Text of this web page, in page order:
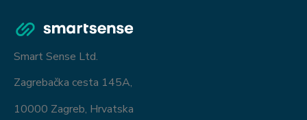
Smart Sense Ltd.
Zagrebačka cesta 145A,
10000 Zagreb, Hrvatska